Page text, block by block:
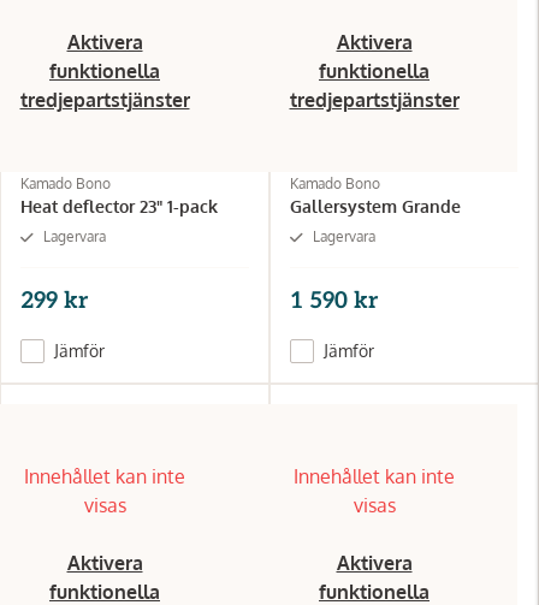
Aktivera
funktionella
tredjepartstjänster
Kamado Bono
Heat deflector 23" 1-pack
Lagervara
299 kr
Jämför
Aktivera
funktionella
tredjepartstjänster
Kamado Bono
Gallersystem Grande
Lagervara
1 590 kr
Jämför
Innehållet kan inte
visas
Aktivera
funktionella
Innehållet kan inte
visas
Aktivera
funktionella